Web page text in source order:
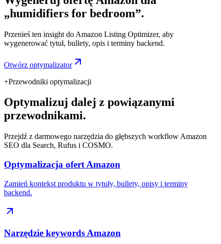
„humidifiers for bedroom”.
Przenieś ten insight do Amazon Listing Optimizer, aby
wygenerować tytuł, bullety, opis i terminy backend.
Otwórz optymalizator
+Przewodniki optymalizacji
Optymalizuj dalej z powiązanymi
przewodnikami.
Przejdź z darmowego narzędzia do głębszych workflow Amazon
SEO dla Search, Rufus i COSMO.
Optymalizacja ofert Amazon
Zamień kontekst produktu w tytuły, bullety, opisy i terminy
backend.
Narzędzie keywords Amazon